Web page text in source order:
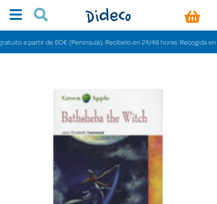
a partir de 60€ (Península). Recíbelo en 24/48 horas. Recogida en